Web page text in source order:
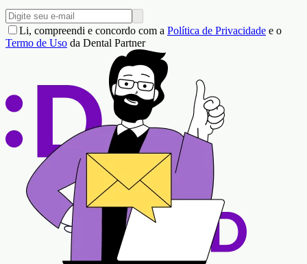
Li, compreendi e concordo com a Política de Privacidade e o
Termo de Uso da Dental Partner